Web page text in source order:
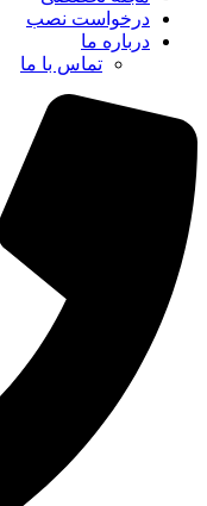
درخواست نصب
درباره ما
تماس با ما